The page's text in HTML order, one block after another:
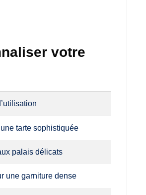
votre
tarte sophistiquée
palais délicats
une garniture dense